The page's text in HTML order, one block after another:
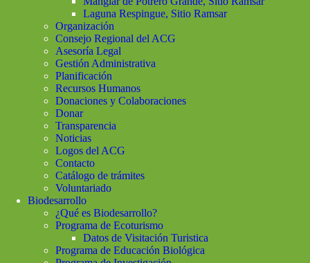
Laguna Respingue, Sitio Ramsar
Organización
Consejo Regional del ACG
Asesoría Legal
Gestión Administrativa
Planificación
Recursos Humanos
Donaciones y Colaboraciones
Donar
Transparencia
Noticias
Logos del ACG
Contacto
Catálogo de trámites
Voluntariado
Biodesarrollo
¿Qué es Biodesarrollo?
Programa de Ecoturismo
Datos de Visitación Turistica
Programa de Educación Biológica